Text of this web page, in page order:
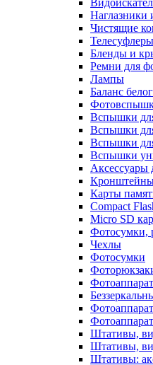
Наглазники
Чистящие
Телесуфлеры
Бленды и
Ремни для
Лампы
Баланс
Вспышки
Вспышки
Вспышки
Вспышки
Аксесcуары
Карты
Compact
Micro SD
Фотосумки,
Чехлы
Фотосумки
Штативы,
Штативы,
Штативы: